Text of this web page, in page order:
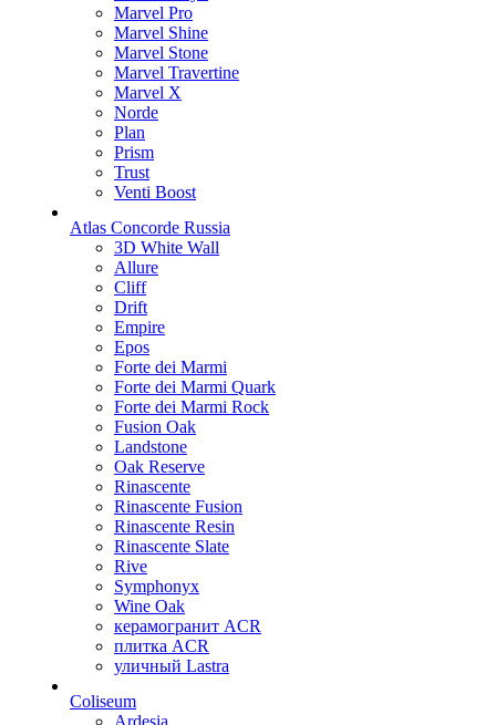
Marvel Pro
Marvel Shine
Marvel Stone
Marvel Travertine
Marvel X
Norde
Plan
Prism
Trust
Venti Boost
Atlas Concorde Russia
3D White Wall
Allure
Cliff
Drift
Empire
Epos
Forte dei Marmi
Forte dei Marmi Quark
Forte dei Marmi Rock
Fusion Oak
Landstone
Oak Reserve
Rinascente
Rinascente Fusion
Rinascente Resin
Rinascente Slate
Rive
Symphonyx
Wine Oak
керамогранит ACR
плитка ACR
уличный Lastra
Coliseum
Ardesia